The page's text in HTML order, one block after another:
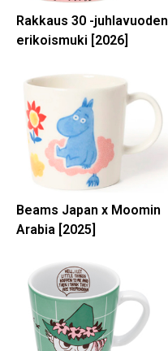
Rakkaus 30 -juhlavuoden
erikoismuki [2026]
Beams Japan x Moomin
Arabia [2025]